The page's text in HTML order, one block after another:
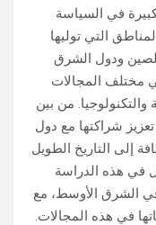
في السياسة
التي توليها
الصين ودول الشرق
مختلف المجالات
والتكنولوجيا. من بين
شراكتها مع دول
إلى التاريخ الطويل
في هذه الدراسة
في الشرق الأوسط، مع
في هذه المجالات.